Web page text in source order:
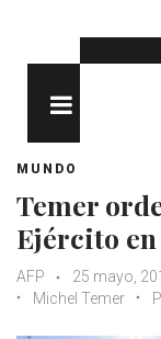
MUNDO
Temer
Ejército
AFP 25 mayo,
Michel Temer